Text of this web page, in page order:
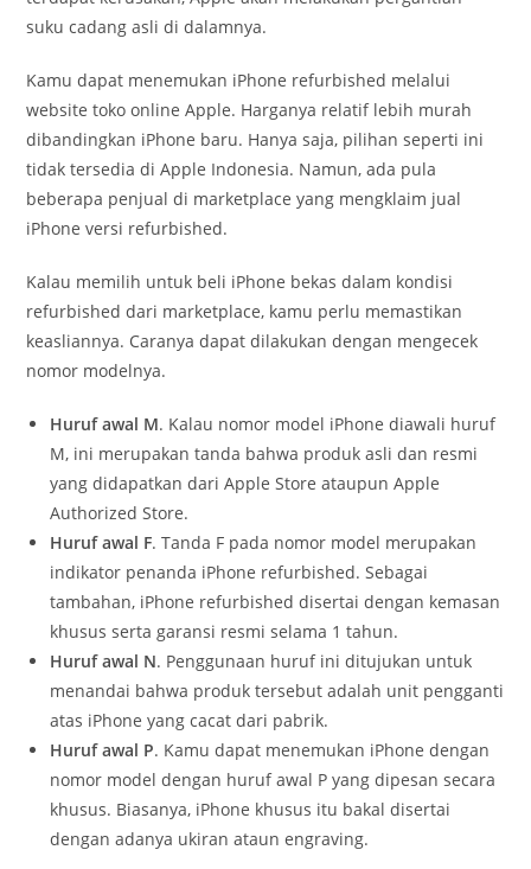
suku cadang asli di dalamnya.
Kamu dapat menemukan iPhone refurbished melalui
website toko online Apple. Harganya relatif lebih murah
dibandingkan iPhone baru. Hanya saja, pilihan seperti ini
tidak tersedia di Apple Indonesia. Namun, ada pula
beberapa penjual di marketplace yang mengklaim jual
iPhone versi refurbished.
Kalau memilih untuk beli iPhone bekas dalam kondisi
refurbished dari marketplace, kamu perlu memastikan
keasliannya. Caranya dapat dilakukan dengan mengecek
nomor modelnya.
Huruf awal M. Kalau nomor model iPhone diawali huruf
M, ini merupakan tanda bahwa produk asli dan resmi
yang didapatkan dari Apple Store ataupun Apple
Authorized Store.
Huruf awal F. Tanda F pada nomor model merupakan
indikator penanda iPhone refurbished. Sebagai
tambahan, iPhone refurbished disertai dengan kemasan
khusus serta garansi resmi selama 1 tahun.
Huruf awal N. Penggunaan huruf ini ditujukan untuk
menandai bahwa produk tersebut adalah unit pengganti
atas iPhone yang cacat dari pabrik.
Huruf awal P. Kamu dapat menemukan iPhone dengan
nomor model dengan huruf awal P yang dipesan secara
khusus. Biasanya, iPhone khusus itu bakal disertai
dengan adanya ukiran ataun engraving.